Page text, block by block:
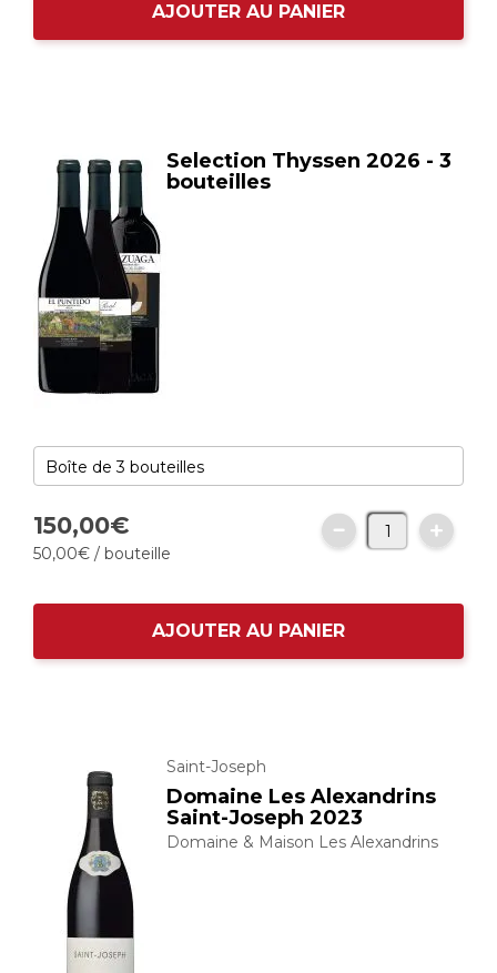
AJOUTER AU PANIER
Selection Thyssen 2026 - 3
bouteilles
150,00€
50,00€ / bouteille
AJOUTER AU PANIER
Saint-Joseph
Domaine Les Alexandrins
Saint-Joseph 2023
Domaine & Maison Les Alexandrins